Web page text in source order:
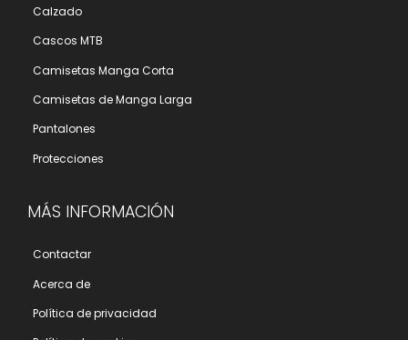
Calzado
Cascos MTB
Camisetas Manga Corta
Camisetas de Manga Larga
Pantalones
Protecciones
MÁS INFORMACIÓN
Contactar
Acerca de
Polí­tica de privacidad